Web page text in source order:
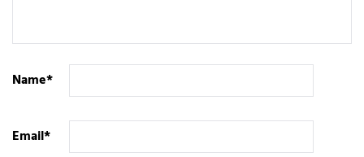
Name*
Email*